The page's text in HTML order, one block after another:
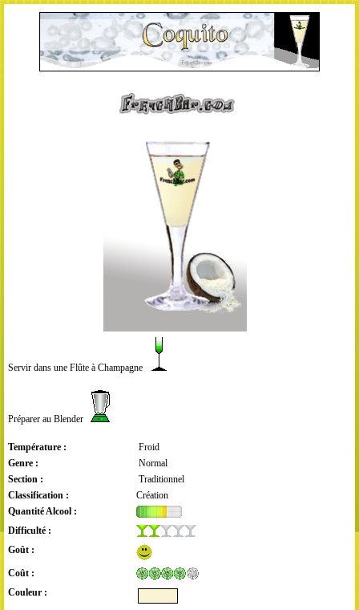
Servir dans une Flûte à Champagne
Préparer au Blender
Température :
Froid
Genre :
Normal
Section :
Traditionnel
Classification :
Création
Quantité Alcool :
Difficulté :
Goût :
Coût :
Couleur :